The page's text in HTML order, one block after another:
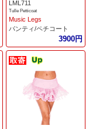
LML711
Tulle Petticoat
Music Legs
パンティ/ペチコート
3900円